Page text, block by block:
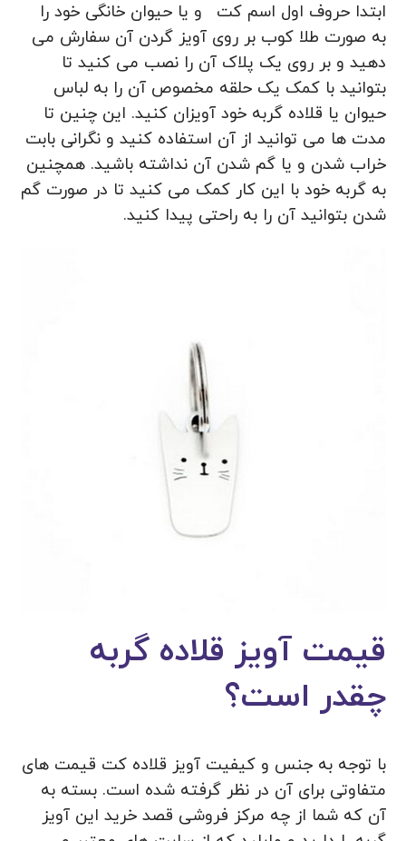
ابتدا حروف اول اسم کت
و یا حیوان خانگی خود را
به صورت طلا کوب بر روی آویز گردن آن سفارش می
دهید و بر روی یک پلاک آن را نصب می کنید تا
بتوانید با کمک یک حلقه مخصوص آن را به لباس
حیوان یا قلاده گربه خود آویزان کنید. این چنین تا
مدت ها می توانید از آن استفاده کنید و نگرانی بابت
خراب شدن و یا گم شدن آن نداشته باشید. همچنین
به گربه خود با این کار کمک می کنید تا در صورت گم
شدن بتوانید آن را به راحتی پیدا کنید.
قیمت آویز قلاده گربه
چقدر است؟
با توجه به جنس و کیفیت آویز قلاده کت قیمت های
متفاوتی برای آن در نظر گرفته شده است. بسته به
آن که شما از چه مرکز فروشی قصد خرید این آویز